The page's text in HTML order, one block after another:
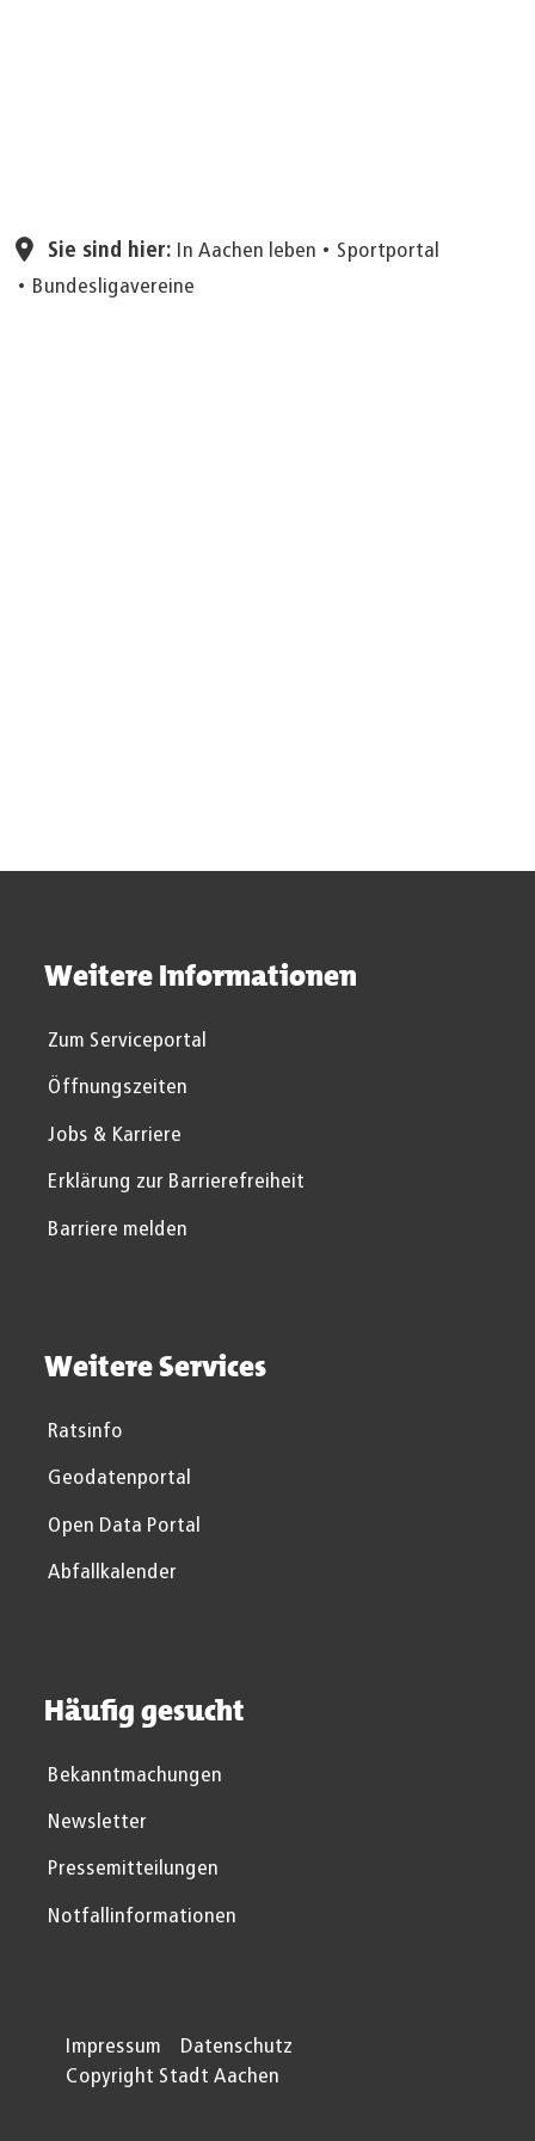
Sie sind hier: In Aachen leben
Sportportal
Bundesligavereine
Weitere Informationen
Zum Serviceportal
Öffnungszeiten
Jobs & Karriere
Erklärung zur Barrierefreiheit
Barriere melden
Weitere Services
Ratsinfo
Geodatenportal
Open Data Portal
Abfallkalender
Häufig gesucht
Bekanntmachungen
Newsletter
Pressemitteilungen
Notfallinformationen
Impressum
Datenschutz
Copyright Stadt Aachen